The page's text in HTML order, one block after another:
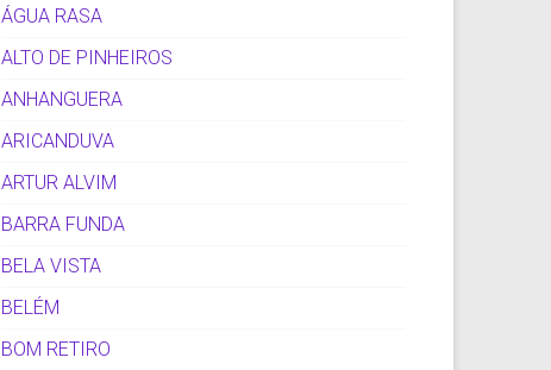
ÁGUA RASA
ALTO DE PINHEIROS
ANHANGUERA
ARICANDUVA
ARTUR ALVIM
BARRA FUNDA
BELA VISTA
BELÉM
BOM RETIRO